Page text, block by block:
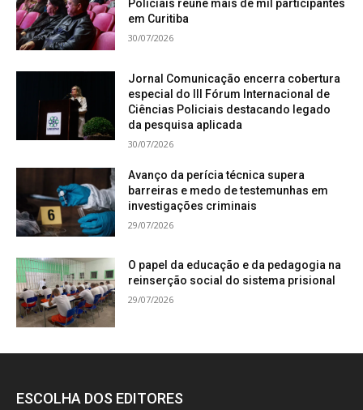
Policiais reúne mais de mil participantes
em Curitiba
30/07/2026
Jornal Comunicação encerra cobertura
especial do III Fórum Internacional de
Ciências Policiais destacando legado
da pesquisa aplicada
30/07/2026
Avanço da perícia técnica supera
barreiras e medo de testemunhas em
investigações criminais
29/07/2026
O papel da educação e da pedagogia na
reinserção social do sistema prisional
29/07/2026
ESCOLHA DOS EDITORES